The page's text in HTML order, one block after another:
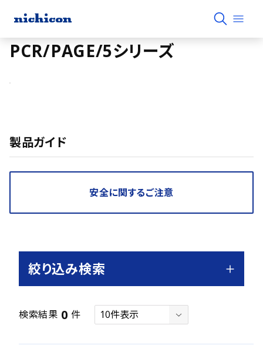
PCR/PAGE/5シリーズ
製品ガイド
安全に関するご注意
絞り込み検索
検索結果 0 件